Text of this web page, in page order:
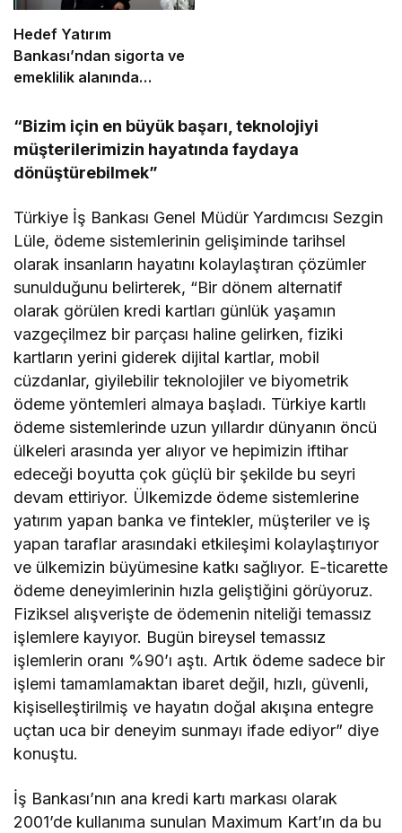
Hedef Yatırım
Bankası’ndan sigorta ve
emeklilik alanında
“Bizim için en büyük başarı, teknolojiyi
müşterilerimizin hayatında faydaya
dönüştürebilmek”
Türkiye İş Bankası Genel Müdür Yardımcısı Sezgin
Lüle, ödeme sistemlerinin gelişiminde tarihsel
olarak insanların hayatını kolaylaştıran çözümler
sunulduğunu belirterek, “Bir dönem alternatif
olarak görülen kredi kartları günlük yaşamın
vazgeçilmez bir parçası haline gelirken, fiziki
kartların yerini giderek dijital kartlar, mobil
cüzdanlar, giyilebilir teknolojiler ve biyometrik
ödeme yöntemleri almaya başladı. Türkiye kartlı
ödeme sistemlerinde uzun yıllardır dünyanın öncü
ülkeleri arasında yer alıyor ve hepimizin iftihar
edeceği boyutta çok güçlü bir şekilde bu seyri
devam ettiriyor. Ülkemizde ödeme sistemlerine
yatırım yapan banka ve fintekler, müşteriler ve iş
yapan taraflar arasındaki etkileşimi kolaylaştırıyor
ve ülkemizin büyümesine katkı sağlıyor. E-ticarette
ödeme deneyimlerinin hızla geliştiğini görüyoruz.
Fiziksel alışverişte de ödemenin niteliği temassız
işlemlere kayıyor. Bugün bireysel temassız
işlemlerin oranı %90’ı aştı. Artık ödeme sadece bir
işlemi tamamlamaktan ibaret değil, hızlı, güvenli,
kişiselleştirilmiş ve hayatın doğal akışına entegre
uçtan uca bir deneyim sunmayı ifade ediyor” diye
konuştu.
İş Bankası’nın ana kredi kartı markası olarak
2001’de kullanıma sunulan Maximum Kart’ın da bu